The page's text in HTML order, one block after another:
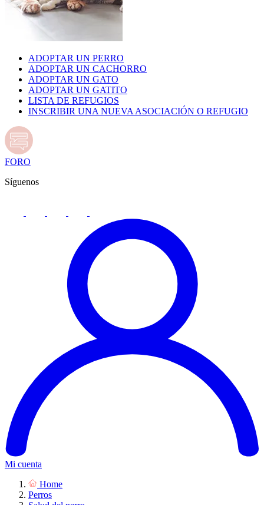
ADOPTAR UN PERRO
ADOPTAR UN CACHORRO
ADOPTAR UN GATO
ADOPTAR UN GATITO
LISTA DE REFUGIOS
INSCRIBIR UNA NUEVA ASOCIACIÓN O REFUGIO
FORO
Síguenos
Mi cuenta
Home
Perros